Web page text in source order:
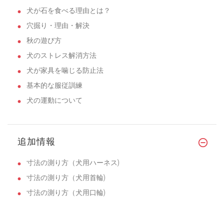
犬が石を食べる理由とは？
穴掘り・理由・解決
秋の遊び方
犬のストレス解消方法
犬が家具を噛じる防止法
基本的な服従訓練
犬の運動について
追加情報
寸法の測り方（犬用ハーネス)
寸法の測り方（犬用首輪)
寸法の測り方（犬用口輪)